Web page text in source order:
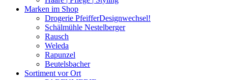
Marken im Shop
Drogerie PfeifferDesignwechsel!
Schälmühle Nestelberger
Rausch
Weleda
Rapunzel
Beutelsbacher
Sortiment vor Ort